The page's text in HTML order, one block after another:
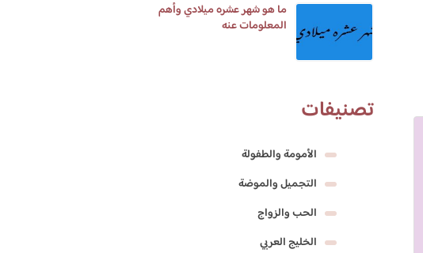
ما هو شهر عشره ميلادي وأهم
المعلومات عنه
تصنيفات
الأمومة والطفولة
التجميل والموضة
الحب والزواج
الخليج العربي